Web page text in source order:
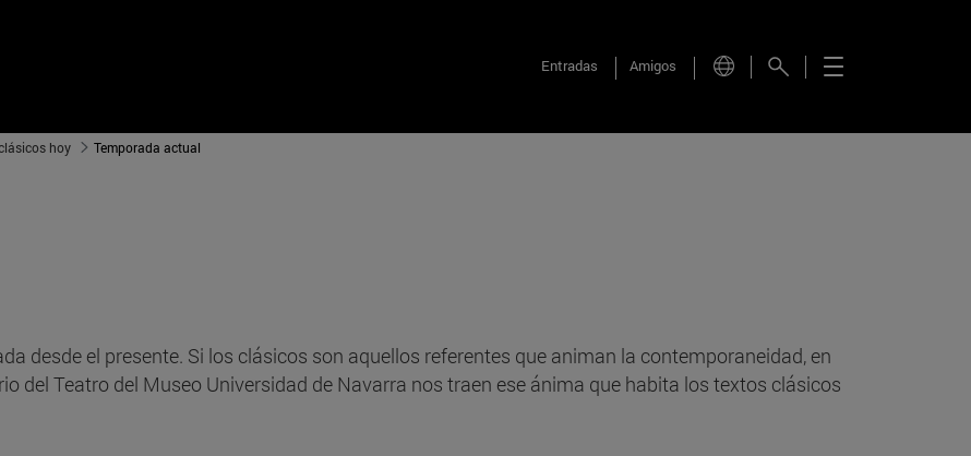
Entradas Amigos
hoy Temporada actual
desde el presente. Si los clásicos son aquellos referentes que animan la contemporaneidad, en
del Teatro del Museo Universidad de Navarra nos traen ese ánima que habita los textos clásicos